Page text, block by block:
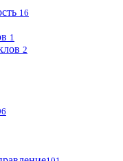
16
1
2